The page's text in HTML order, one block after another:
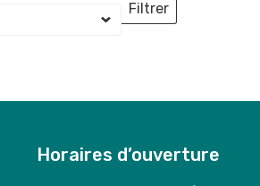
Filtrer
Lieux
Horaires d’ouverture